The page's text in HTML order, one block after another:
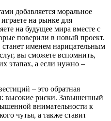
добавляется моральное
на рынке для
на будущее мира вместе с
поверили в новый проект.
именем нарицательным
вы сможете вспомнить,
этапах, а если нужно –
– это обратная
высокие риски. Завышенный
внимательности к
чутья, а также ставит